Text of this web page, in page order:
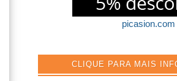
picasion.com
CLIQUE PARA MAIS